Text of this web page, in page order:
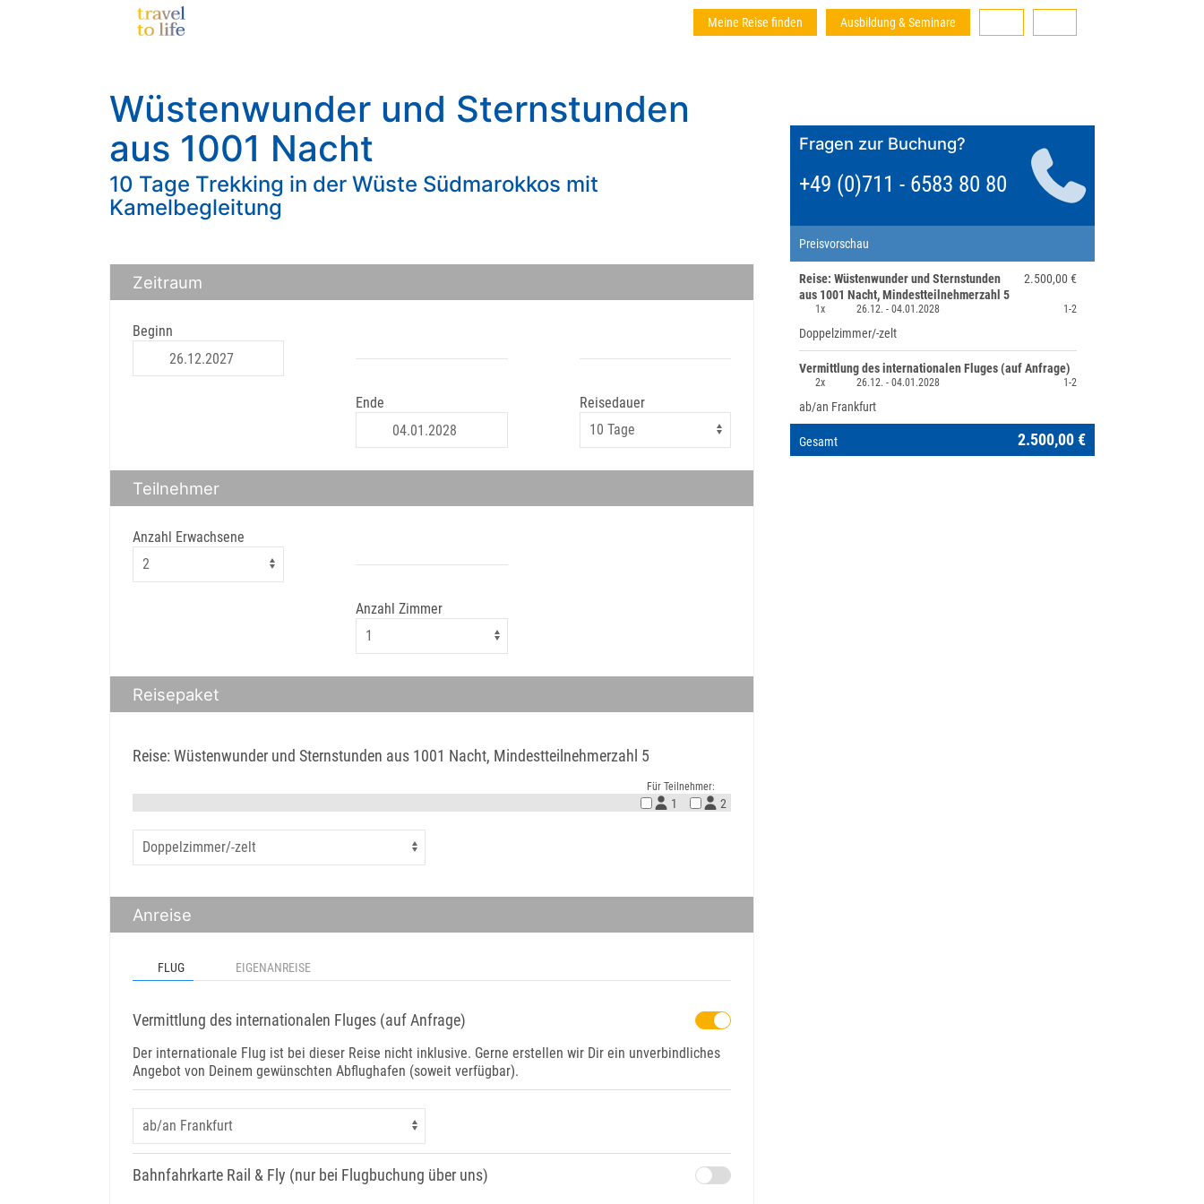
Meine Reise finden Ausbildung & Seminare
Wüstenwunder und Sternstunden
aus 1001 Nacht
10 Tage Trekking in der Wüste Südmarokkos mit
Kamelbegleitung
Zeitraum
Beginn
Ende Reisedauer
Teilnehmer
Anzahl Erwachsene
Anzahl Zimmer
Reisepaket
Reise: Wüstenwunder und Sternstunden aus 1001 Nacht, Mindestteilnehmerzahl 5
Für Teilnehmer:
1 2
Anreise
FLUG EIGENANREISE
Vermittlung des internationalen Fluges (auf Anfrage)
Der internationale Flug ist bei dieser Reise nicht inklusive. Gerne erstellen wir Dir ein unverbindliches
Angebot von Deinem gewünschten Abflughafen (soweit verfügbar).
Bahnfahrkarte Rail & Fly (nur bei Flugbuchung über uns)
Fragen zur Buchung?
+49 (0)711 - 6583 80 80
Preisvorschau
2.500,00 €
Reise: Wüstenwunder und Sternstunden
aus 1001 Nacht, Mindestteilnehmerzahl 5
1x 26.12. -04.01.2028 1-2
Doppelzimmer/-zelt
Vermittlung des internationalen Fluges (auf Anfrage)
2x 26.12. -04.01.2028 1-2
ab/an Frankfurt
Gesamt 2.500,00 €